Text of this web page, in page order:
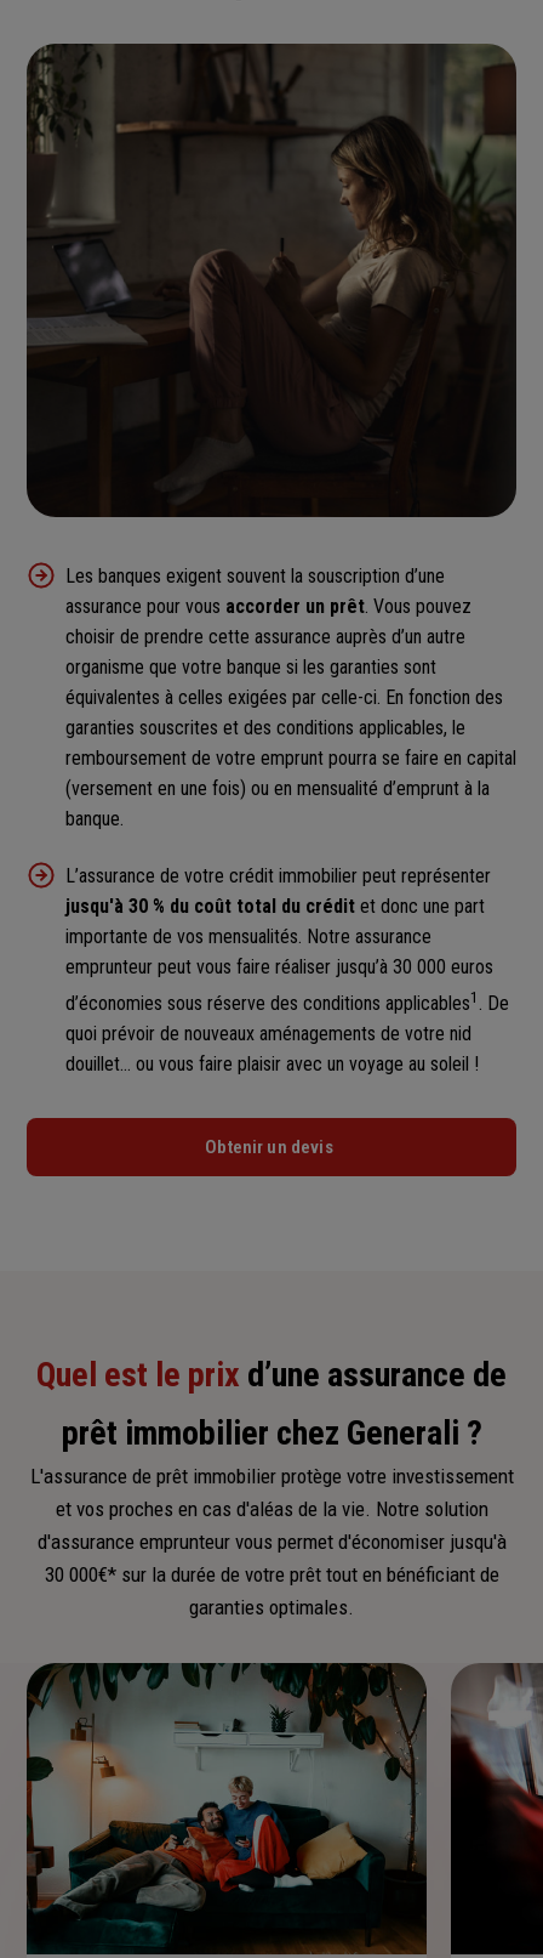
Les banques exigent souvent la souscription d’une
assurance pour vous accorder un prêt . Vous pouvez
choisir de prendre cette assurance auprès d’un autre
organisme que votre banque si les garanties sont
équivalentes à celles exigées par celle-ci. En fonction des
garanties souscrites et des conditions applicables, le
remboursement de votre emprunt pourra se faire en capital
(versement en une fois) ou en mensualité d’emprunt à la
banque.
L’assurance de votre crédit immobilier peut représenter
jusqu'à 30 % du coût total du crédit et donc une part
importante de vos mensualités. Notre assurance
emprunteur peut vous faire réaliser jusqu’à 30 000 euros
d’économies sous réserve des conditions applicables1 . De
quoi prévoir de nouveaux aménagements de votre nid
douillet… ou vous faire plaisir avec un voyage au soleil !
Obtenir un devis
Quel est le prix d’une assurance de
prêt immobilier chez Generali ?
L'assurance de prêt immobilier protège votre investissement
et vos proches en cas d'aléas de la vie. Notre solution
d'assurance emprunteur vous permet d'économiser jusqu'à
30 000€* sur la durée de votre prêt tout en bénéficiant de
garanties optimales.